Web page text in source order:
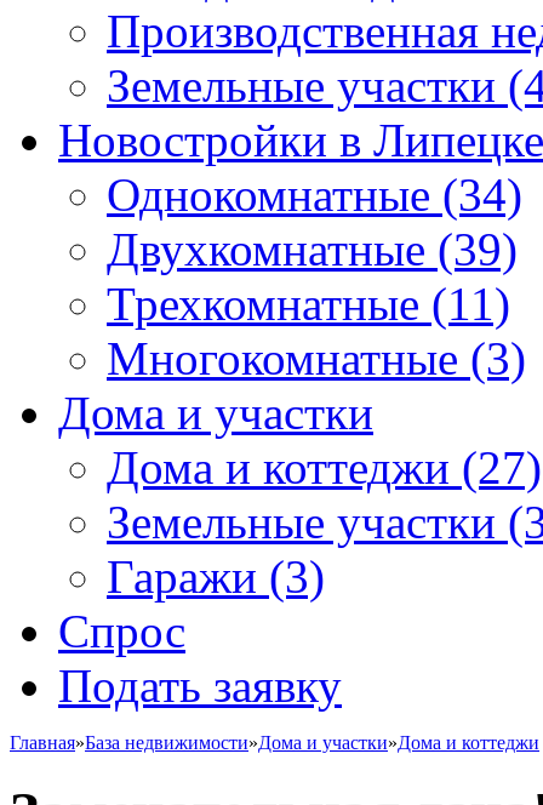
Производственная
Земельные участки
Новостройки в Липецке
Однокомнатные (34)
Двухкомнатные (39)
Трехкомнатные (11)
Многокомнатные (3)
Дома и участки
Дома и коттеджи (27)
Земельные участки
Гаражи (3)
Спрос
Подать заявку
Главная»База недвижимости»Дома и участки»Дома и коттеджи